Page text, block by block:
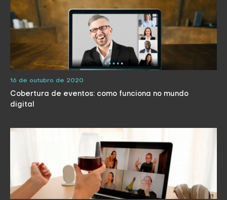
16 de outubro de 2020
Cobertura de eventos: como funciona no mundo
digital